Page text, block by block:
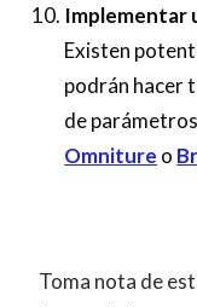
Implementar
Existen
podrán hacer
de
Omniture o
Toma nota de